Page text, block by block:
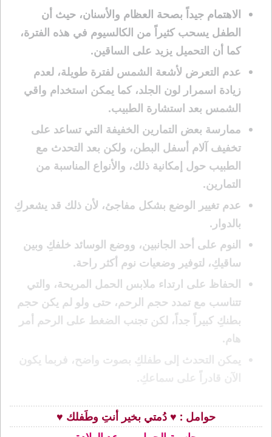
الاهتمام جيداً بصحة العظام والأسنان، حيث أن
الطفل يسحب كثيراً من الكالسيوم في هذه الفترة،
كما أن التحميل يزيد على الساقين.
عدم التعرض لأشعة الشمس لفترة طويلة، لعدم
زيادة اسمرار لون الجلد، كما يمكن استخدام واقي
الشمس بعد استشارة الطبيب.
ممارسة بعض التمارين الخفيفة التي تساعد على
تخفيف آلام أسفل البطن، ولكن بعد التحدث مع
الطبيب حول إمكانية ذلك، والأنواع المناسبة من
التمارين.
عدم تغيير الوضع بشكل مفاجئ، لأن ذلك قد يشعركِ
بالدوار.
النوم على أحد الجانبين، ووضع الوسائد خلفكِ وبين
ساقيكِ، لتوفير وضعيات نوم أكثر راحة.
الحفاظ على ارتداء ملابس الحمل المريحة، والتي
تتناسب مع تمدد حجم الرحم، حتى ولو لم يكن حجم
بطنكِ كبيراً جداً، لكن تجنب الضغط على الرحم أمر
هام.
يمكن التحدث إلى طفلكِ بصوت واضح، فربما يكون
حوامل : ♥ دُمتي بخير أنتِ وطَفلك ♥